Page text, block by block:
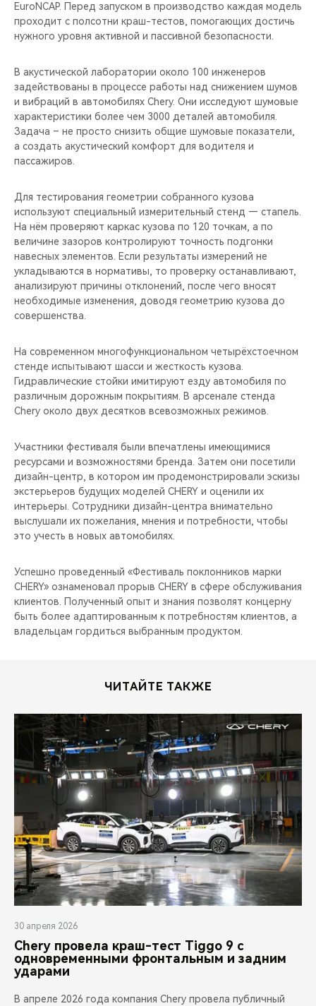
EuroNCAP. Перед запуском в производство каждая модель
проходит с полсотни краш-тестов, помогающих достичь
нужного уровня активной и пассивной безопасности.
В акустической лаборатории около 100 инженеров
задействованы в процессе работы над снижением шумов
и вибраций в автомобилях Chery. Они исследуют шумовые
характеристики более чем 3000 деталей автомобиля.
Задача – не просто снизить общие шумовые показатели,
а создать акустический комфорт для водителя и
пассажиров.
Для тестирования геометрии собранного кузова
используют специальный измерительный стенд — стапель.
На нём проверяют каркас кузова по 120 точкам, а по
величине зазоров контролируют точность подгонки
навесных элементов. Если результаты измерений не
укладываются в нормативы, то проверку останавливают,
анализируют причины отклонений, после чего вносят
необходимые изменения, доводя геометрию кузова до
совершенства.
На современном многофункциональном четырёхстоечном
стенде испытывают шасси и жесткость кузова.
Гидравлические стойки имитируют езду автомобиля по
различным дорожным покрытиям. В арсенале стенда
Chery около двух десятков всевозможных режимов.
Участники фестиваля были впечатлены имеющимися
ресурсами и возможностями бренда. Затем они посетили
дизайн-центр, в котором им продемонстрировали эскизы
экстерьеров будущих моделей CHERY и оценили их
интерьеры. Сотрудники дизайн-центра внимательно
выслушали их пожелания, мнения и потребности, чтобы
это учесть в новых автомобилях.
Успешно проведенный «Фестиваль поклонников марки
CHERY» ознаменовал прорыв CHERY в сфере обслуживания
клиентов. Полученный опыт и знания позволят концерну
быть более адаптированным к потребностям клиентов, а
владельцам гордиться выбранным продуктом.
ЧИТАЙТЕ ТАКЖЕ
30 апреля 2026
Chery провела краш-тест Tiggo 9 с
одновременными фронтальным и задним
ударами
В апреле 2026 года компания Chery провела публичный